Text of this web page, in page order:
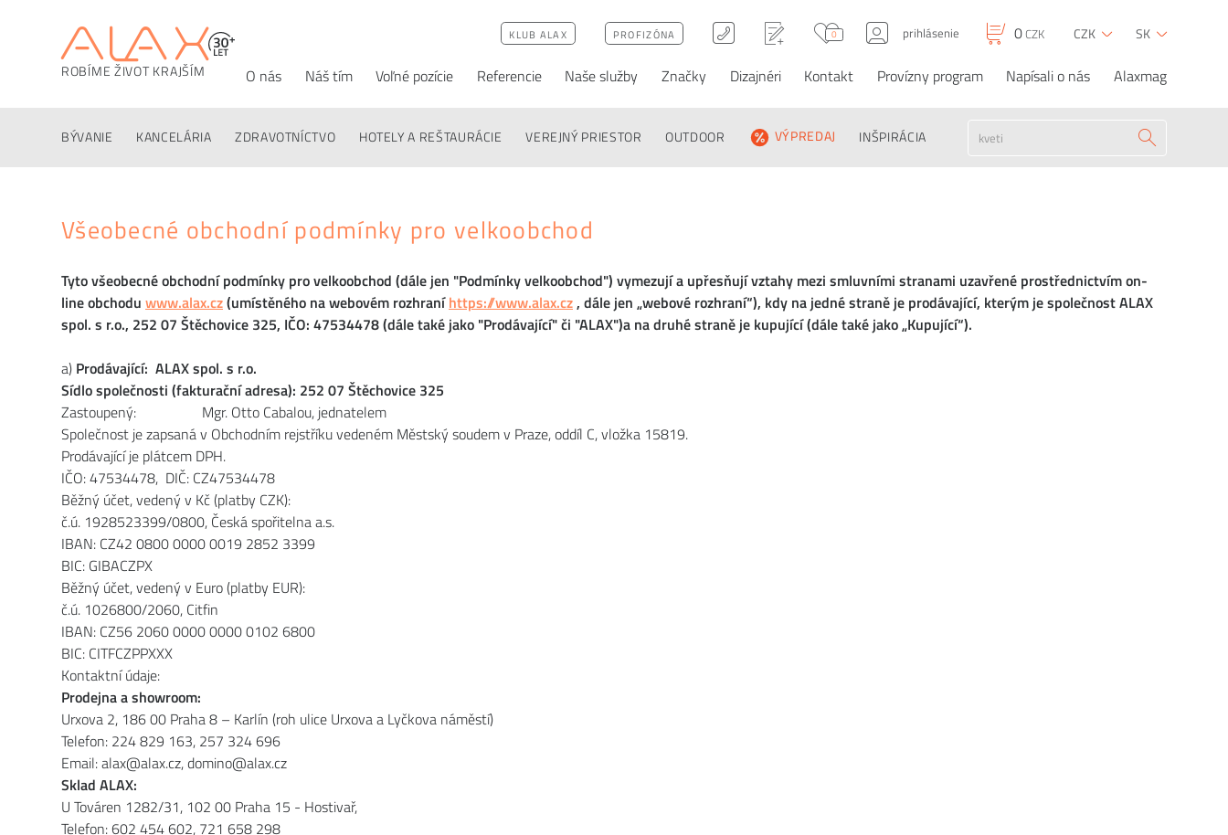
ROBÍME ŽIVOT KRAJŠÍM
KLUB ALAX PROFIZÓNA 0 prihlásenie 0CZK CZK SK
O nás Náš tím Voľné pozície Referencie Naše služby Značky Dizajnéri Kontakt Provízny program Napísali o nás Alaxmag
BÝVANIE KANCELÁRIA ZDRAVOTNÍCTVO HOTELY A REŠTAURÁCIE VEREJNÝ PRIESTOR OUTDOOR VÝPREDAJ INŠPIRÁCIA
Všeobecné obchodní podmínky pro velkoobchod
Tyto všeobecné obchodní podmínky pro velkoobchod (dále jen "Podmínky velkoobchod") vymezují a upřesňují vztahy mezi smluvními stranami uzavřené prostřednictvím on-
line obchodu www.alax.cz(umístěného na webovém rozhraníhttps://www.alax.cz, dále jen „webové rozhraní“), kdy na jedné straně je prodávající, kterým je společnost ALAX
spol. s r.o., 252 07 Štěchovice 325, IČO: 47534478 (dále také jako "Prodávající" či "ALAX")a na druhé straně je kupující (dále také jako „Kupující“).
a) Prodávající: ALAX spol. s r.o.
Sídlo společnosti (fakturační adresa): 252 07 Štěchovice 325
Zastoupený: Mgr. Otto Cabalou, jednatelem
Společnost je zapsaná v Obchodním rejstříku vedeném Městský soudem v Praze, oddíl C, vložka 15819.
Prodávající je plátcem DPH.
IČO: 47534478, DIČ: CZ47534478
Běžný účet, vedený v Kč (platby CZK):
č.ú. 1928523399/0800, Česká spořitelna a.s.
IBAN: CZ42 0800 0000 0019 2852 3399
BIC: GIBACZPX
Běžný účet, vedený v Euro (platby EUR):
č.ú. 1026800/2060, Citfin
IBAN: CZ56 2060 0000 0000 0102 6800
BIC: CITFCZPPXXX
Kontaktní údaje:
Prodejna a showroom:
Urxova 2, 186 00 Praha 8 – Karlín (roh ulice Urxova a Lyčkova náměstí)
Telefon: 224 829 163, 257 324 696
Email: alax@alax.cz, domino@alax.cz
Sklad ALAX:
U Továren 1282/31, 102 00 Praha 15 - Hostivař,
Telefon: 602 454 602, 721 658 298